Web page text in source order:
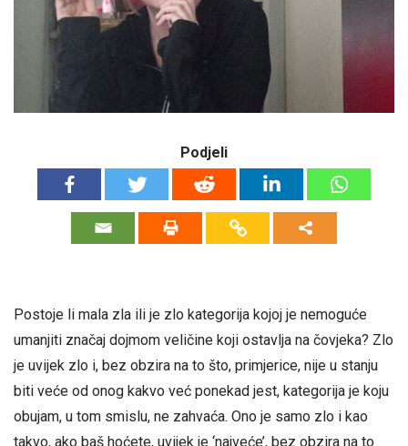
Podjeli
Postoje li mala zla ili je zlo kategorija kojoj je nemoguće
umanjiti značaj dojmom veličine koji ostavlja na čovjeka? Zlo
je uvijek zlo i, bez obzira na to što, primjerice, nije u stanju
biti veće od onog kakvo već ponekad jest, kategorija je koju
obujam, u tom smislu, ne zahvaća. Ono je samo zlo i kao
takvo, ako baš hoćete, uvijek je ‘najveće’, bez obzira na to